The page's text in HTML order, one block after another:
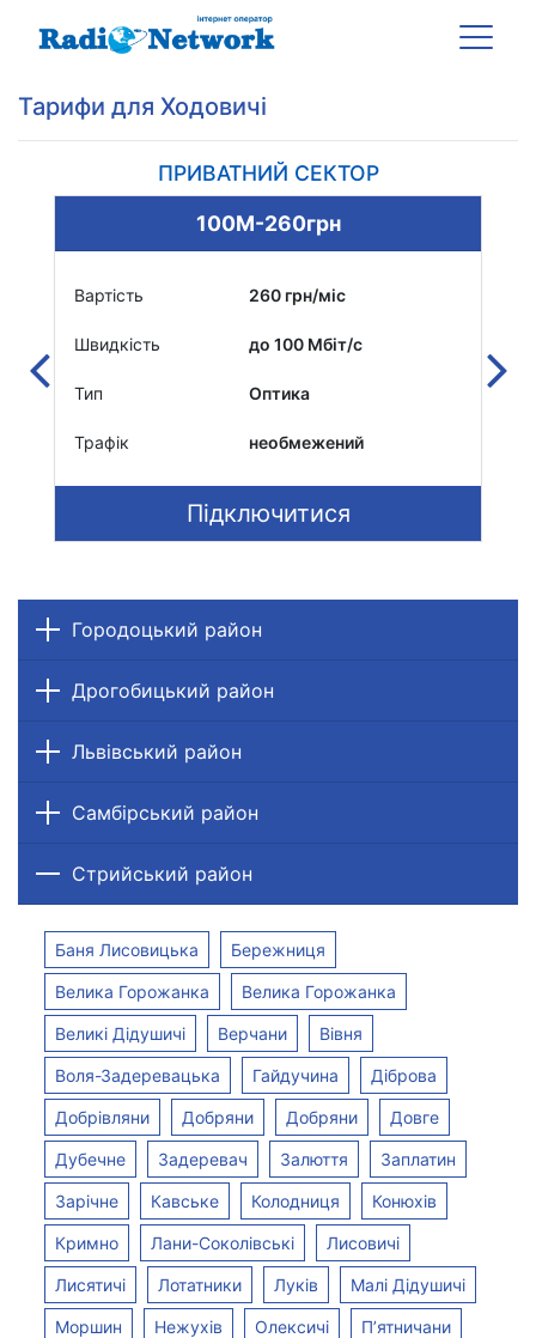
Тарифи для Ходовичі
ПРИВАТНИЙ СЕКТОР
100М-260грн
Вартість 260 грн/міс
Швидкість до 100 Мбіт/c
Тип Оптика
Трафік необмежений
Підключитися
Городоцький район
Дрогобицький район
Львівський район
Самбірський район
Стрийський район
Баня Лисовицька Бережниця
Велика Горожанка Велика Горожанка
Великі Дідушичі Верчани Вівня
Воля-Задеревацька Гайдучина Діброва
Добрівляни Добряни Добряни Довге
Дубечне Задеревач Залюття Заплатин
Зарічне Кавське Колодниця Конюхів
Кримно Лани-Соколівські Лисовичі
Лисятичі Лотатники Луків Малі Дідушичі
Моршин Нежухів Олексичі П’ятничани